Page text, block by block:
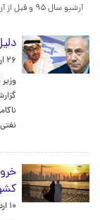
آرشیو سال ۹۵ و قبل از آن
۲۶ اردیبهشت ۱۴۰۵، ۱۶:۱۴
۱۰ اردیبهشت ۱۴۰۵، ۱۵:۵۰